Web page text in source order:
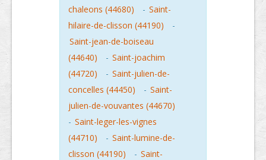
chaleons (44680)
- Saint-
hilaire-de-clisson (44190)
-
Saint-jean-de-boiseau
(44640)
- Saint-joachim
(44720)
- Saint-julien-de-
concelles (44450)
- Saint-
julien-de-vouvantes (44670)
- Saint-leger-les-vignes
(44710)
- Saint-lumine-de-
clisson (44190)
- Saint-